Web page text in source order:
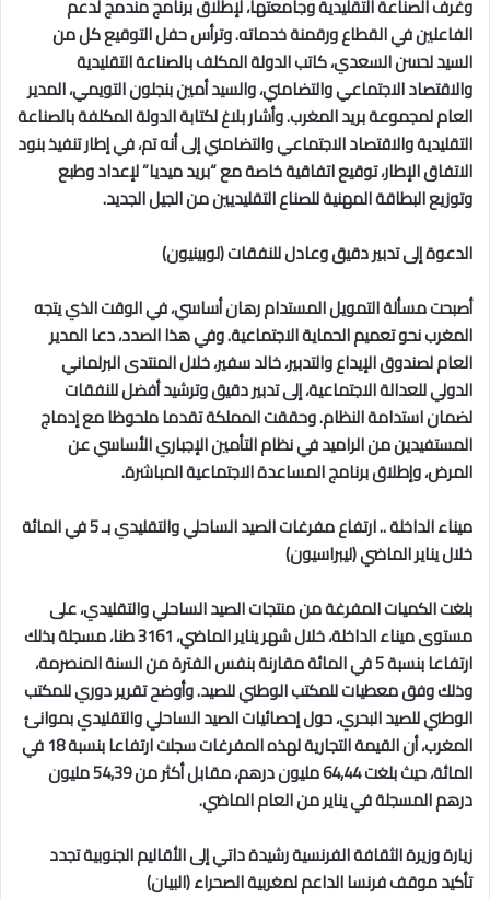
وغرف الصناعة التقليدية وجامعتها، لإطلاق برنامج مندمج لدعم
الفاعلين في القطاع ورقمنة خدماته. وترأس حفل التوقيع كل من
السيد لحسن السعدي، كاتب الدولة المكلف بالصناعة التقليدية
والاقتصاد الاجتماعي والتضامني، والسيد أمين بنجلون التويمي، المدير
العام لمجموعة بريد المغرب. وأشار بلاغ لكتابة الدولة المكلفة بالصناعة
التقليدية والاقتصاد الاجتماعي والتضامني إلى أنه تم، في إطار تنفيذ بنود
الاتفاق الإطار، توقيع اتفاقية خاصة مع “بريد ميديا” لإعداد وطبع
وتوزيع البطاقة المهنية للصناع التقليديين من الجيل الجديد.
الدعوة إلى تدبير دقيق وعادل للنفقات (لوبينيون)
أصبحت مسألة التمويل المستدام رهان أساسي، في الوقت الذي يتجه
المغرب نحو تعميم الحماية الاجتماعية. وفي هذا الصدد، دعا المدير
العام لصندوق الإيداع والتدبير، خالد سفير، خلال المنتدى البرلماني
الدولي للعدالة الاجتماعية، إلى تدبير دقيق وترشيد أفضل للنفقات
لضمان استدامة النظام. وحققت المملكة تقدما ملحوظا مع إدماج
المستفيدين من الراميد في نظام التأمين الإجباري الأساسي عن
المرض، وإطلاق برنامج المساعدة الاجتماعية المباشرة.
ميناء الداخلة .. ارتفاع مفرغات الصيد الساحلي والتقليدي بـ 5 في المائة
خلال يناير الماضي (ليبراسيون)
بلغت الكميات المفرغة من منتجات الصيد الساحلي والتقليدي، على
مستوى ميناء الداخلة، خلال شهر يناير الماضي، 3161 طنا، مسجلة بذلك
ارتفاعا بنسبة 5 في المائة مقارنة بنفس الفترة من السنة المنصرمة،
وذلك وفق معطيات للمكتب الوطني للصيد. وأوضح تقرير دوري للمكتب
الوطني للصيد البحري، حول إحصائيات الصيد الساحلي والتقليدي بموانئ
المغرب، أن القيمة التجارية لهذه المفرغات سجلت ارتفاعا بنسبة 18 في
المائة، حيث بلغت 64,44 مليون درهم، مقابل أكثر من 54,39 مليون
درهم المسجلة في يناير من العام الماضي.
زيارة وزيرة الثقافة الفرنسية رشيدة داتي إلى الأقاليم الجنوبية تجدد
تأكيد موقف فرنسا الداعم لمغربية الصحراء (البيان)